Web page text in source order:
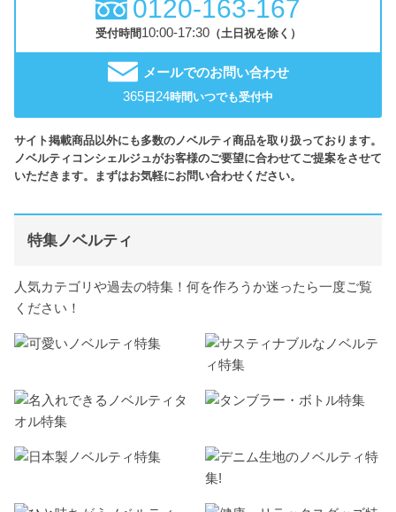
0120-163-167
受付時間10:00-17:30（土日祝を除く）
メールでのお問い合わせ
365 日 24時間いつでも受付中
サイト掲載商品以外にも多数のノベルティ商品を取り扱っております。
ノベルティコンシェルジュがお客様のご要望に合わせてご提案をさせて
いただきます。まずはお気軽にお問い合わせください。
特集ノベルティ
人気カテゴリや過去の特集！何を作ろうか迷ったら一度ご覧
ください！